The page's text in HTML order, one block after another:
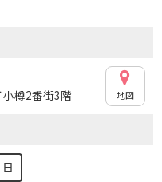
樽2番街3階
地図
日